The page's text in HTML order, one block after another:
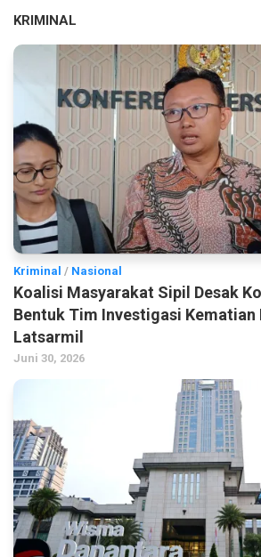
KRIMINAL
Kriminal / Nasional
Koalisi Masyarakat Sipil Desak
Bentuk Tim Investigasi Kematian
Latsarmil
Juni 30, 2026